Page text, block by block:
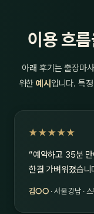
이용 흐
아래 후기는 출장마
위한예시 입니다. 특
★★★★★
“예약하고 35분
한결 가벼워졌습니
김○○ · 서울 강남 · 스